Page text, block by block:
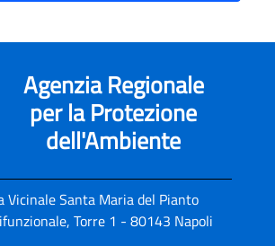
Agenzia Regionale
per la Protezione
dell'Ambiente
Vicinale Santa Maria del Pianto
Torre 1 - 80143 Napoli